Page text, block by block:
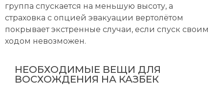
группа спускается на меньшую высоту, а
страховка с опцией эвакуации вертолётом
покрывает экстренные случаи, если спуск своим
ходом невозможен.
НЕОБХОДИМЫЕ ВЕЩИ ДЛЯ
ВОСХОЖДЕНИЯ НА КАЗБЕК